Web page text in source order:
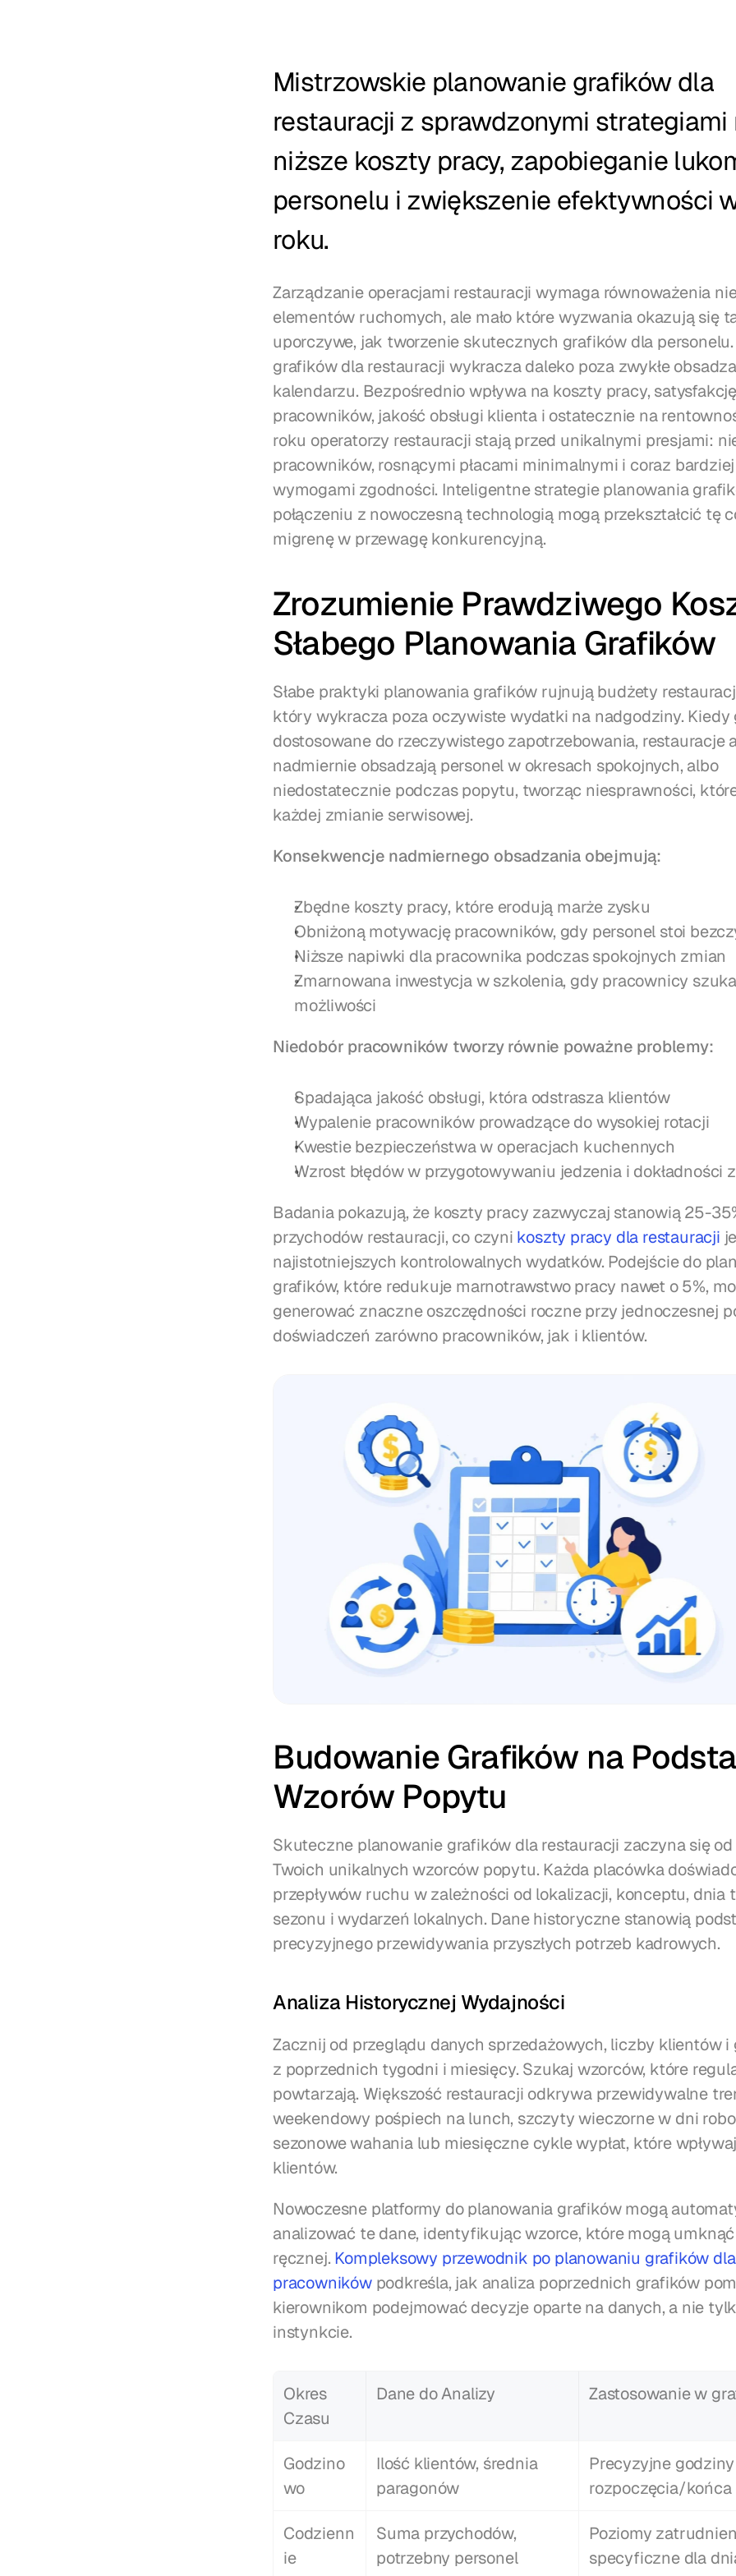
Mistrzowskie planowanie grafików dla
restauracji z sprawdzonymi strategiami
niższe koszty pracy, zapobieganie
personelu i zwiększenie efektywności
roku.
Zarządzanie operacjami restauracji wymaga równoważenia
elementów ruchomych, ale mało które wyzwania okazują się
uporczywe, jak tworzenie skutecznych grafików dla
grafików dla restauracji wykracza daleko poza zwykłe
kalendarzu. Bezpośrednio wpływa na koszty pracy, satysfakcję
pracowników, jakość obsługi klienta i ostatecznie na
roku operatorzy restauracji stają przed unikalnymi presjami:
pracowników, rosnącymi płacami minimalnymi i coraz bardziej
wymogami zgodności. Inteligentne strategie planowania
połączeniu z nowoczesną technologią mogą przekształcić tę
migrenę w przewagę konkurencyjną.
Zrozumienie Prawdziwego
Słabego Planowania Grafików
Słabe praktyki planowania grafików rujnują budżety
który wykracza poza oczywiste wydatki na nadgodziny. Kiedy
dostosowane do rzeczywistego zapotrzebowania, restauracje
nadmiernie obsadzają personel w okresach spokojnych, albo
niedostatecznie podczas popytu, tworząc niesprawności,
każdej zmianie serwisowej.
Konsekwencje nadmiernego obsadzania obejmują:
Zbędne koszty pracy, które erodują marże zysku
Obniżoną motywację pracowników, gdy personel stoi
Niższe napiwki dla pracownika podczas spokojnych zmian
Zmarnowana inwestycja w szkolenia, gdy pracownicy
możliwości
Niedobór pracowników tworzy równie poważne problemy:
Spadająca jakość obsługi, która odstrasza klientów
Wypalenie pracowników prowadzące do wysokiej rotacji
Kwestie bezpieczeństwa w operacjach kuchennych
Wzrost błędów w przygotowywaniu jedzenia i dokładności
Badania pokazują, że koszty pracy zazwyczaj stanowią 25-
przychodów restauracji, co czyni koszty pracy dla restauracji
najistotniejszych kontrolowalnych wydatków. Podejście do
grafików, które redukuje marnotrawstwo pracy nawet o 5%,
generować znaczne oszczędności roczne przy jednoczesnej
doświadczeń zarówno pracowników, jak i klientów.
Budowanie Grafików na
Wzorów Popytu
Skuteczne planowanie grafików dla restauracji zaczyna się
Twoich unikalnych wzorców popytu. Każda placówka
przepływów ruchu w zależności od lokalizacji, konceptu, dnia
sezonu i wydarzeń lokalnych. Dane historyczne stanowią
precyzyjnego przewidywania przyszłych potrzeb kadrowych.
Analiza Historycznej Wydajności
Zacznij od przeglądu danych sprzedażowych, liczby klientów
z poprzednich tygodni i miesięcy. Szukaj wzorców, które
powtarzają. Większość restauracji odkrywa przewidywalne
weekendowy pośpiech na lunch, szczyty wieczorne w dni
sezonowe wahania lub miesięczne cykle wypłat, które
klientów.
Nowoczesne platformy do planowania grafików mogą
analizować te dane, identyfikując wzorce, które mogą
ręcznej. Kompleksowy przewodnik po planowaniu grafików dla
pracowników podkreśla, jak analiza poprzednich grafików
kierownikom podejmować decyzje oparte na danych, a nie
instynkcie.
Okres
Czasu
Dane do Analizy Zastosowanie w
Godzino
wo
Ilość klientów, średnia
paragonów
Precyzyjne godziny
rozpoczęcia/końca
Codzienn
ie
Suma przychodów,
potrzebny personel
Poziomy
specyficzne dla